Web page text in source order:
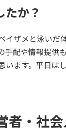
たか？
ザメと泳いだ
手配や情報提供
ます。平日は
者・社